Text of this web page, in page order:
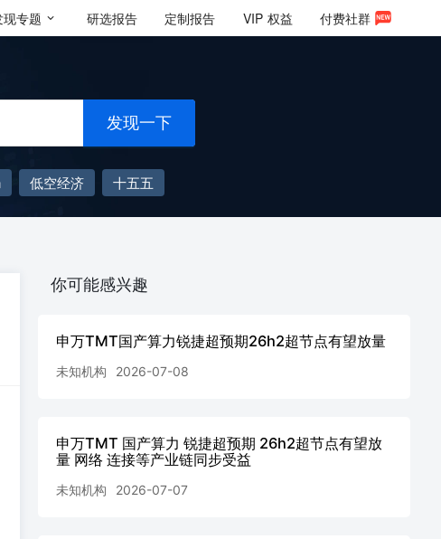
现专题 研选报告 定制报告 VIP 权益 付费社群
发现一下
低空经济
十五五
你可能感兴趣
申万TMT国产算力锐捷超预期26h2超节点有望放量
未知机构 2026-07-08
申万TMT 国产算力 锐捷超预期 26h2超节点有望放
量 网络 连接等产业链同步受益
未知机构 2026-07-07